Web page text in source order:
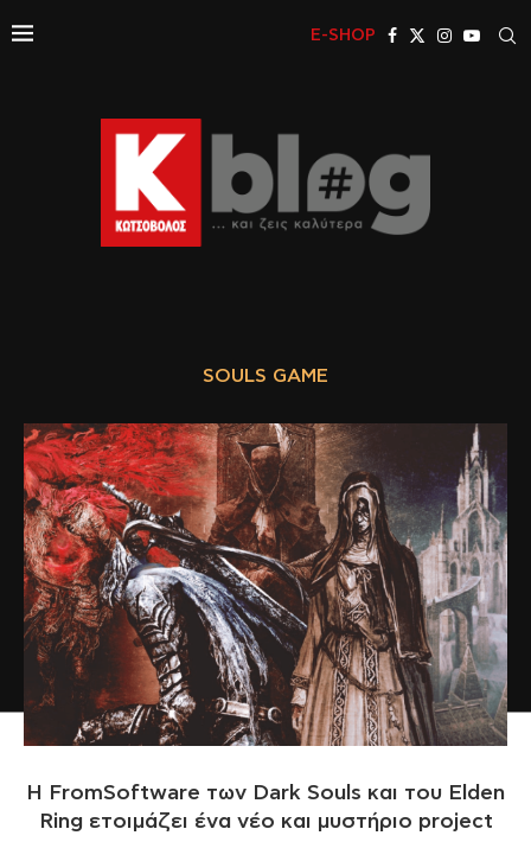
E-SHOP
SOULS GAME
Η FromSoftware των Dark Souls και του Elden
Ring ετοιμάζει ένα νέο και μυστήριο project